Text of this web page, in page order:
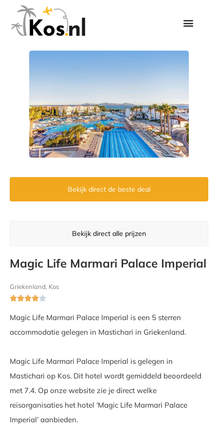
Bekijk direct de beste deal
Bekijk direct alle prijzen
Magic Life Marmari Palace Imperial
Griekenland, Kos

Magic Life Marmari Palace Imperial is een 5 sterren
accommodatie gelegen in Mastichari in Griekenland.
Magic Life Marmari Palace Imperial is gelegen in
Mastichari op Kos. Dit hotel wordt gemiddeld beoordeeld
met 7.4. Op onze website zie je direct welke
reisorganisaties het hotel ‘Magic Life Marmari Palace
Imperial’ aanbieden.